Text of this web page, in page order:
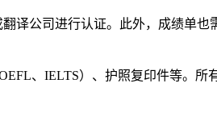
译公司进行认证。此外，成绩单也
、IELTS）、护照复印件等。所